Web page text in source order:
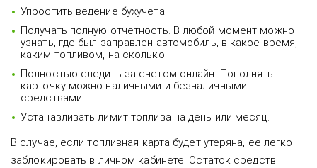
Упростить ведение бухучета.
Получать полную отчетность. В любой момент можно
узнать, где был заправлен автомобиль, в какое время,
каким топливом, на сколько.
Полностью следить за счетом онлайн. Пополнять
карточку можно наличными и безналичными
средствами.
Устанавливать лимит топлива на день или месяц.
В случае, если топливная карта будет утеряна, ее легко
заблокировать в личном кабинете. Остаток средств